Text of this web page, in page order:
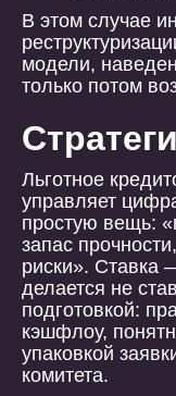
В этом случае
модели,
только потом
Льготное
управляет
простую вещь:
запас
риски». Ставка
делается не
подготовкой:
кэшфлоу,
упаковкой
комитета.